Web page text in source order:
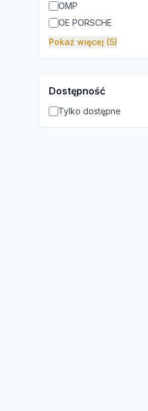
OMP
OE PORSCHE
Pokaż więcej (5)
Dostępność
Tylko dostępne